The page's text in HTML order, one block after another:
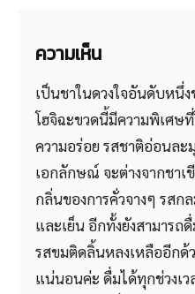
ความเห็น
เป็นชาในดวงใจอันดับหนึ่
โฮจิฉะขวดนี้มีความพิเศษ
ความอร่อย รสชาติอ่อนล
เอกลักษณ์ จะต่างจากชาเ
กลิ่นของการคั่วจางๆ รส
และเย็น อีกทั้งยังสามาร
รสขมติดลิ้นหลงเหลืออีกด้
แน่นอนค่ะ ดื่มได้ทุกช่วงเว